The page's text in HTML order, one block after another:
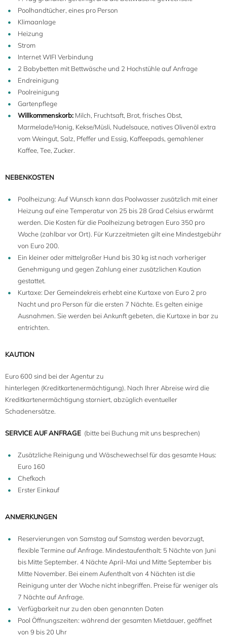
Poolhandtücher, eines pro Person
Klimaanlage
Heizung
Strom
Internet WIFI Verbindung
2 Babybetten mit Bettwäsche und 2 Hochstühle auf Anfrage
Endreinigung
Poolreinigung
Gartenpflege
Willkommenskorb: Milch, Fruchtsaft, Brot, frisches Obst,
Marmelade/Honig, Kekse/Müsli, Nudelsauce, natives Olivenöl extra
vom Weingut, Salz, Pfeffer und Essig, Kaffeepads, gemahlener
Kaffee, Tee, Zucker.
NEBENKOSTEN
Poolheizung: Auf Wunsch kann das Poolwasser zusätzlich mit einer
Heizung auf eine Temperatur von 25 bis 28 Grad Celsius erwärmt
werden. Die Kosten für die Poolheizung betragen Euro 350 pro
Woche (zahlbar vor Ort). Für Kurzzeitmieten gilt eine Mindestgebühr
von Euro 200.
Ein kleiner oder mittelgroßer Hund bis 30 kg ist nach vorheriger
Genehmigung und gegen Zahlung einer zusätzlichen Kaution
gestattet.
Kurtaxe: Der Gemeindekreis erhebt eine Kurtaxe von Euro 2 pro
Nacht und pro Person für die ersten 7 Nächte. Es gelten einige
Ausnahmen. Sie werden bei Ankunft gebeten, die Kurtaxe in bar zu
entrichten.
KAUTION
Euro 600 sind bei der Agentur zu
hinterlegen (Kreditkartenermächtigung). Nach Ihrer Abreise wird die
Kreditkartenermächtigung storniert, abzüglich eventueller
Schadenersätze.
SERVICE AUF ANFRAGE (bitte bei Buchung mit uns besprechen)
Zusätzliche Reinigung und Wäschewechsel für das gesamte Haus:
Euro 160
Chefkoch
Erster Einkauf
ANMERKUNGEN
Reservierungen von Samstag auf Samstag werden bevorzugt,
flexible Termine auf Anfrage. Mindestaufenthalt: 5 Nächte von Juni
bis Mitte September. 4 Nächte April-Mai und Mitte September bis
Mitte November. Bei einem Aufenthalt von 4 Nächten ist die
Reinigung unter der Woche nicht inbegriffen. Preise für weniger als
7 Nächte auf Anfrage.
Verfügbarkeit nur zu den oben genannten Daten
Pool Öffnungszeiten: während der gesamten Mietdauer, geöffnet
von 9 bis 20 Uhr